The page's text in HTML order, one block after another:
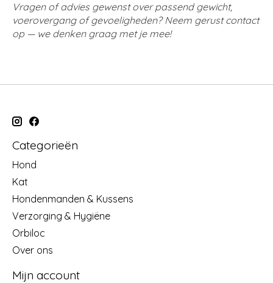
Vragen of advies gewenst over passend gewicht,
voerovergang of gevoeligheden? Neem gerust contact
op — we denken graag met je mee!
Categorieën
Hond
Kat
Hondenmanden & Kussens
Verzorging & Hygiëne
Orbiloc
Over ons
Mijn account